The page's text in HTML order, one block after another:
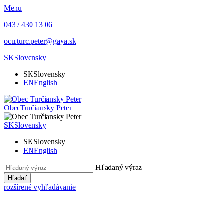
Menu
043 / 430 13 06
ocu.turc.peter@gaya.sk
SKSlovensky
SKSlovensky
ENEnglish
ObecTurčiansky Peter
SKSlovensky
SKSlovensky
ENEnglish
Hľadaný výraz
Hľadať
rozšírené vyhľadávanie